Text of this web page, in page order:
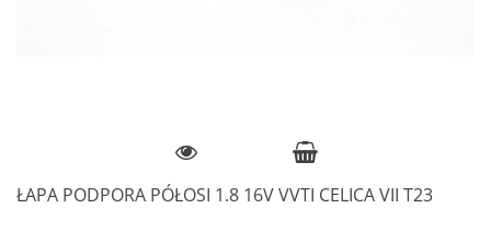
ŁAPA PODPORA PÓŁOSI 1.8 16V VVTI CELICA VII T23